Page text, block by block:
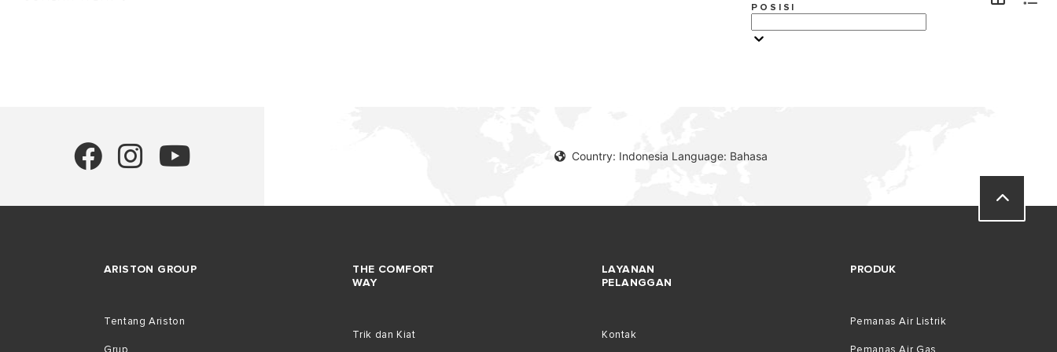
TEMUKAN
POSISI
Country: Indonesia Language: Bahasa
ARISTON GROUP
Tentang Ariston
THE COMFORT
WAY
Trik dan Kiat
LAYANAN
PELANGGAN
Kontak
PRODUK
Pemanas Air Listrik